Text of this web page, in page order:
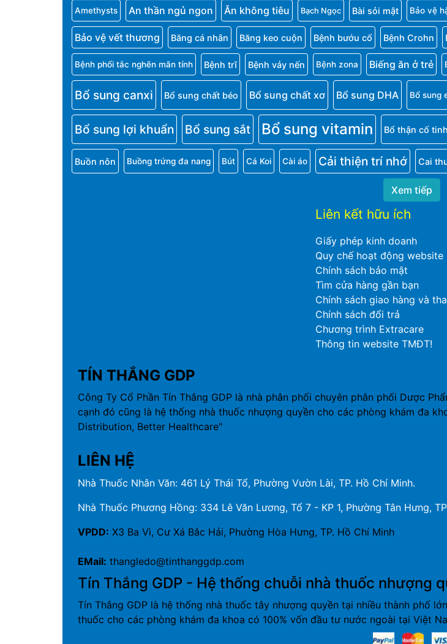
Amethysts An thần ngủ ngon Ăn không tiêu Bạch Ngọc Bài sỏi mật Bảo vệ
Bảo vệ vết thương Băng cá nhân Băng keo cuộn Bệnh bướu cổ Bệnh Crohn
Bệnh phổi tắc nghẽn mãn tính Bệnh trĩ Bệnh vảy nến Bệnh zona Biếng ăn ở trẻ
Bổ sung canxi Bổ sung chất béo Bổ sung chất xơ Bổ sung DHA Bổ sung
Bổ sung lợi khuẩn Bổ sung sắt Bổ sung vitamin Bổ thận cố tinh
Buồn nôn Buồng trứng đa nang Bút Cá Koi Cài áo Cải thiện trí nhớ Cai
Xem tiếp
Liên kết hữu ích
Giấy phép kinh doanh
Quy chế hoạt động website
Chính sách bảo mật
Tìm cửa hàng gần bạn
Chính sách giao hàng và
Chính sách đổi trả
Chương trình Extracare
Thông tin website TMĐT!
TÍN THẮNG GDP
Công Ty Cổ Phần Tín Thắng GDP là nhà phân phối chuyên phân phối Dược
cạnh đó cũng là hệ thống nhà thuốc nhượng quyền cho các phòng khám đa
Distribution, Better Healthcare"
LIÊN HỆ
Nhà Thuốc Nhân Văn: 461 Lý Thái Tổ, Phường Vườn Lài, TP. Hồ Chí Minh.
Nhà Thuốc Phương Hồng: 334 Lê Văn Lương, Tổ 7 - KP 1, Phường Tân Hưng,
VPDD: X3 Ba Vì, Cư Xá Bắc Hải, Phường Hòa Hưng, TP. Hồ Chí Minh
EMail: thangledo@tinthanggdp.com
Tín Thắng GDP - Hệ thống chuỗi nhà thuốc nhượng
Tín Thắng GDP là hệ thống nhà thuốc tây nhượng quyền tại nhiều thành phố
thuốc cho các phòng khám đa khoa có 100% vốn đầu tư nước ngoài tại Việt